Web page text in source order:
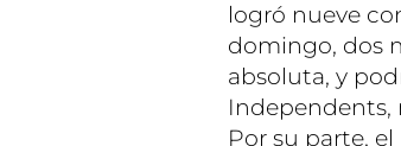
logró nueve
domingo, dos
absoluta, y
Independents,
Por su parte,